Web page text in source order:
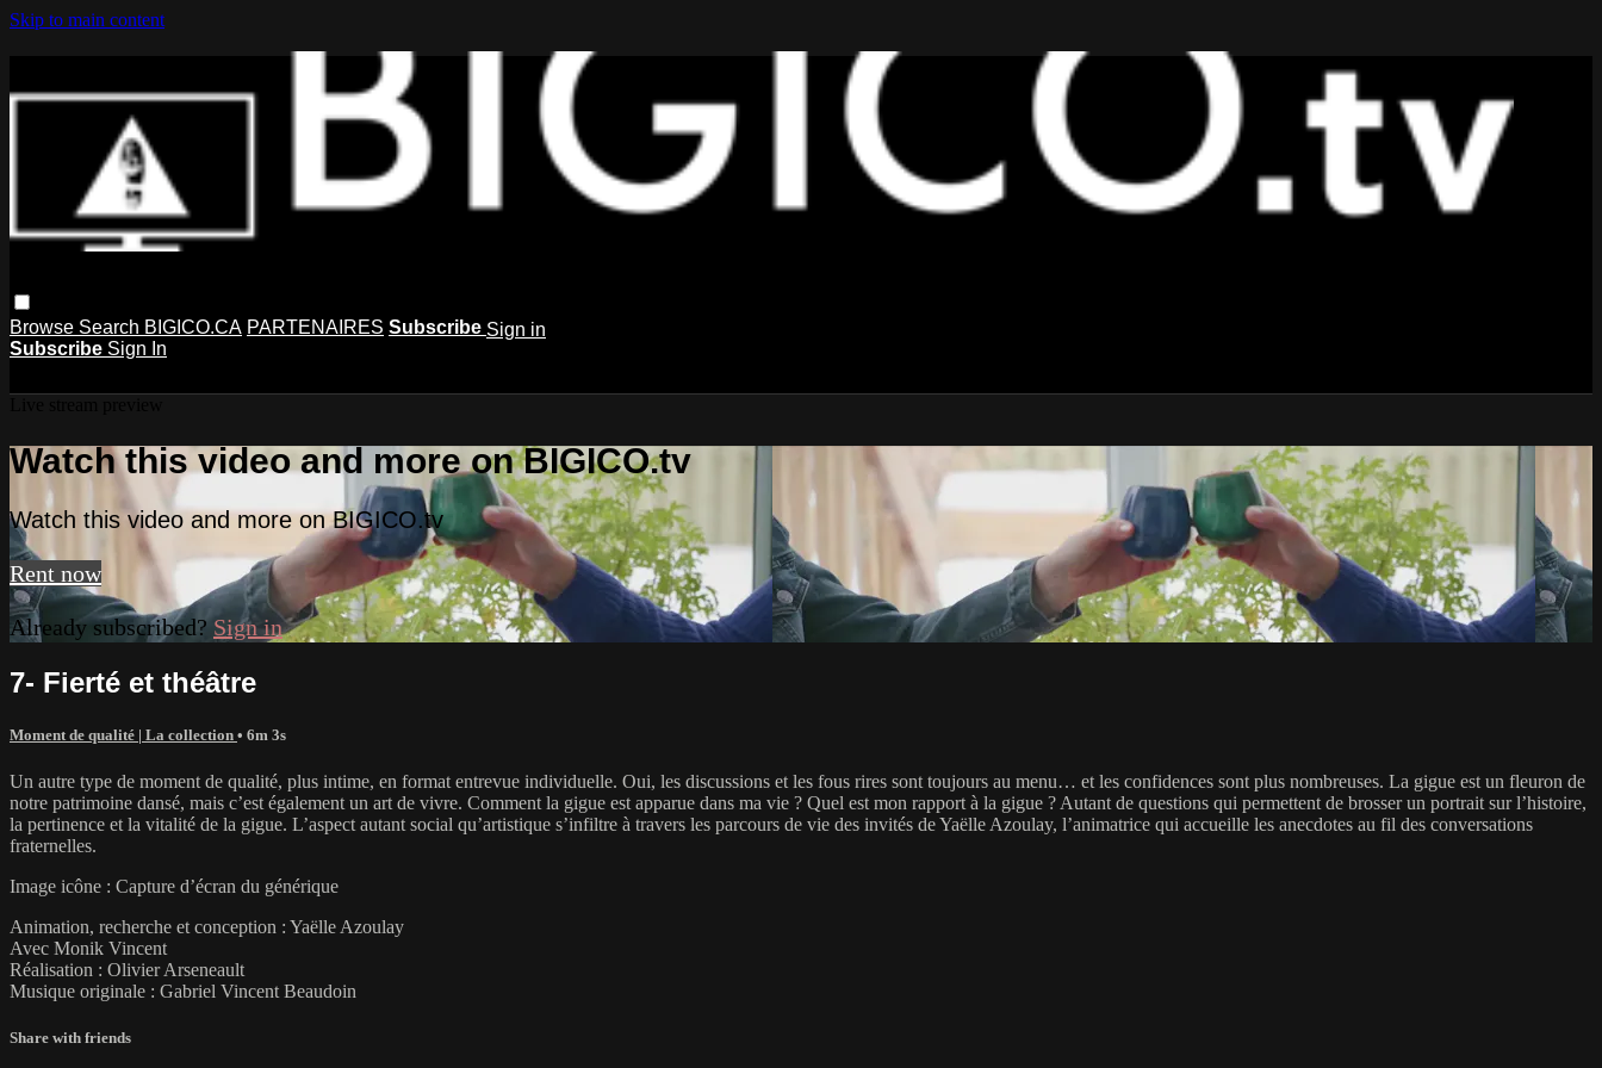
Skip to main content
Browse Search BIGICO.CA PARTENAIRES Subscribe Sign in
Subscribe Sign In
Watch this video and more on BIGICO.tv
Watch this video and more on BIGICO.tv
Rent now
Already subscribed? Sign in
7- Fierté et théâtre
Moment de qualité | La collection • 6m 3s
Un autre type de moment de qualité, plus intime, en format entrevue individuelle. Oui, les discussions et les fous rires sont toujours au menu… et les confidences sont plus nombreuses. La gigue est un fleuron de
notre patrimoine dansé, mais c’est également un art de vivre. Comment la gigue est apparue dans ma vie ? Quel est mon rapport à la gigue ? Autant de questions qui permettent de brosser un portrait sur l’histoire,
la pertinence et la vitalité de la gigue. L’aspect autant social qu’artistique s’infiltre à travers les parcours de vie des invités de Yaëlle Azoulay, l’animatrice qui accueille les anecdotes au fil des conversations
fraternelles.
Image icône : Capture d’écran du générique
Animation, recherche et conception : Yaëlle Azoulay
Avec Monik Vincent
Réalisation : Olivier Arseneault
Musique originale : Gabriel Vincent Beaudoin
Share with friends